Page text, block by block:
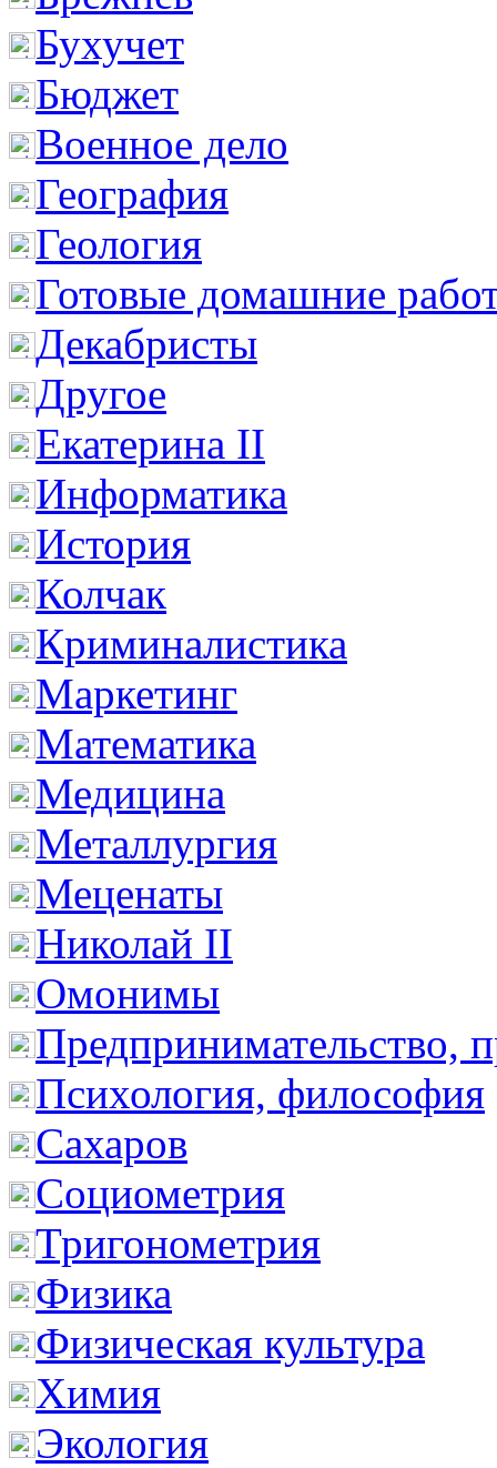
Бухучет
Бюджет
Военное дело
География
Геология
Готовые домашние
Декабристы
Другое
Екатерина II
Информатика
История
Колчак
Криминалистика
Маркетинг
Математика
Медицина
Металлургия
Меценаты
Николай II
Омонимы
Предпринимательство,
Психология, философия
Сахаров
Социометрия
Тригонометрия
Физика
Физическая культура
Химия
Экология